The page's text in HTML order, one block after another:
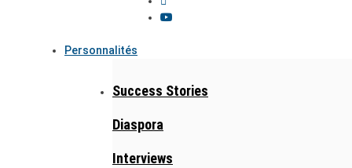
Personnalités
Success Stories
Diaspora
Interviews